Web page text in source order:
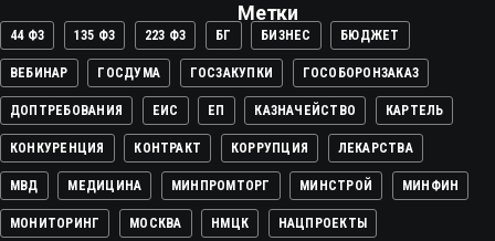
Метки
44 ФЗ 135 ФЗ 223 ФЗ БГ БИЗНЕС БЮДЖЕТ
ВЕБИНАР ГОСДУМА ГОСЗАКУПКИ ГОСОБОРОНЗАКАЗ
ДОПТРЕБОВАНИЯ ЕИС ЕП КАЗНАЧЕЙСТВО КАРТЕЛЬ
КОНКУРЕНЦИЯ КОНТРАКТ КОРРУПЦИЯ ЛЕКАРСТВА
МВД МЕДИЦИНА МИНПРОМТОРГ МИНСТРОЙ МИНФИН
МОНИТОРИНГ МОСКВА НМЦК НАЦПРОЕКТЫ